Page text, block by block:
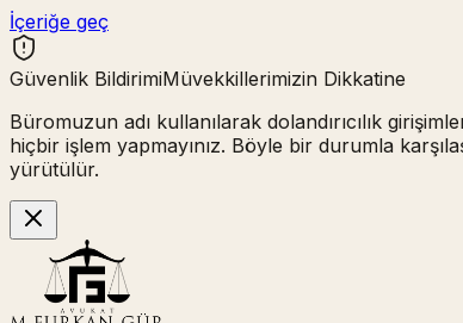
İçeriğe geç
Güvenlik BildirimiMüvekkillerimizin Dikkatine
Büromuzun adı kullanılarak dolandırıcılık
hiçbir işlem yapmayınız. Böyle bir durumla
yürütülür.